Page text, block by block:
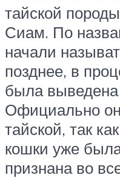
тайской
Сиам. По
начали
позднее, в
была выведена
Официально
тайской, так
кошки уже
признана во